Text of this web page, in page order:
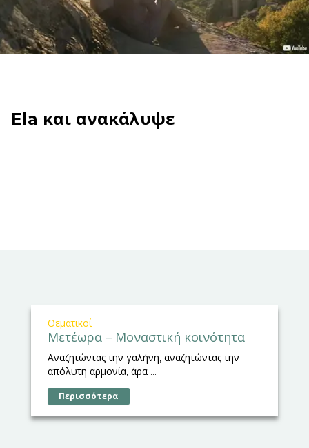
Ela και ανακάλυψε
Θεματικοί
Μετέωρα – Μοναστική κοινότητα
Αναζητώντας την γαλήνη, αναζητώντας την
απόλυτη αρμονία, άρα ...
Περισσότερα